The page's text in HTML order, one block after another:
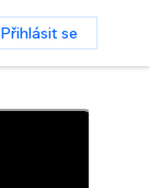
Přihlásit se